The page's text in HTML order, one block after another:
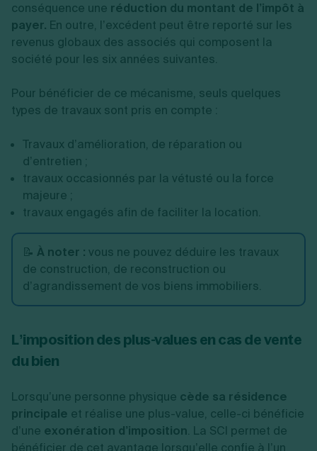
conséquence une réduction du montant de l’impôt à
payer. En outre, l’excédent peut être reporté sur les
revenus globaux des associés qui composent la
société pour les six années suivantes.
Pour bénéficier de ce mécanisme, seuls quelques
types de travaux sont pris en compte :
Travaux d’amélioration, de réparation ou
d’entretien ;
travaux occasionnés par la vétusté ou la force
majeure ;
travaux engagés afin de faciliter la location.
📝 À noter : vous ne pouvez déduire les travaux
de construction, de reconstruction ou
d’agrandissement de vos biens immobiliers.
L’imposition des plus-values en cas de vente
du bien
Lorsqu’une personne physique cède sa résidence
principale et réalise une plus-value, celle-ci bénéficie
d’une exonération d’imposition. La SCI permet de
bénéficier de cet avantage lorsqu’elle confie à l’un